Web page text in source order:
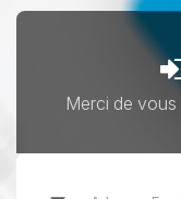
Merci de vous